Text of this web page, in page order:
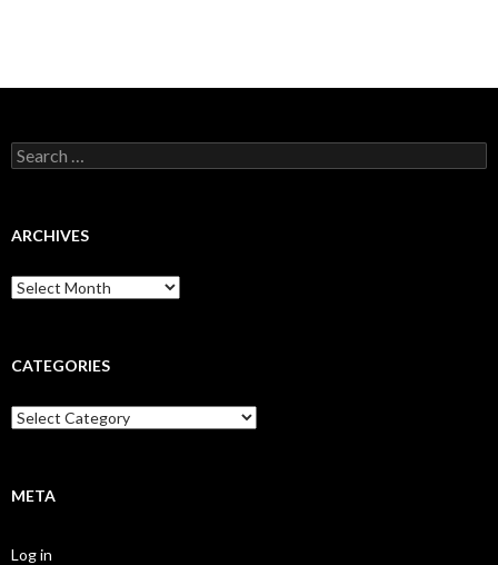
Search
for:
ARCHIVES
Archives
CATEGORIES
Categories
META
Log in